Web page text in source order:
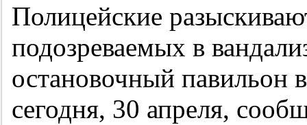
Полицейские
подозреваемых в
остановочный павильон
сегодня, 30 апреля,